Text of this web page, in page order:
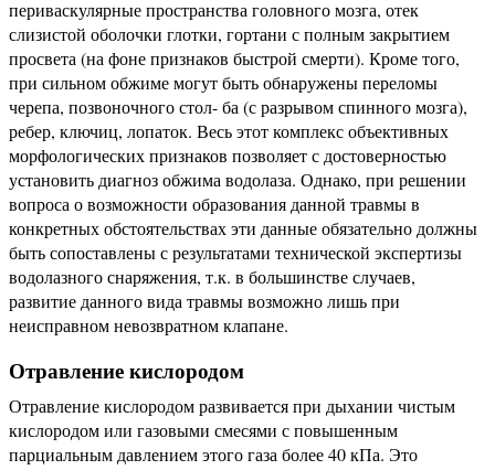
периваскулярные пространства головного мозга, отек
слизистой оболочки глотки, гортани с полным закрытием
просвета (на фоне признаков быстрой смерти). Кроме того,
при сильном обжиме могут быть обнаружены переломы
черепа, позвоночного стол- ба (с разрывом спинного мозга),
ребер, ключиц, лопаток. Весь этот комплекс объективных
морфологических признаков позволяет с достоверностью
установить диагноз обжима водолаза. Однако, при решении
вопроса о возможности образования данной травмы в
конкретных обстоятельствах эти данные обязательно должны
быть сопоставлены с результатами технической экспертизы
водолазного снаряжения, т.к. в большинстве случаев,
развитие данного вида травмы возможно лишь при
неисправном невозвратном клапане.
Отравление кислородом
Отравление кислородом развивается при дыхании чистым
кислородом или газовыми смесями с повышенным
парциальным давлением этого газа более 40 кПа. Это